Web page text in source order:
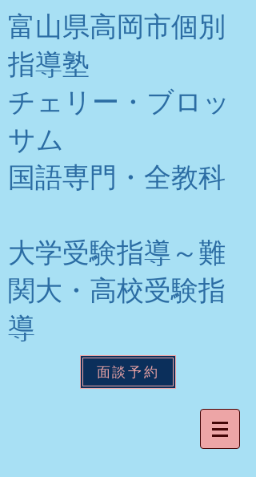
富山県高岡市個別
指導塾
チェリー・ブロッ
サム
​国語専門・全教科
大学受験指導～難
関大・高校受験指
導
面談予約